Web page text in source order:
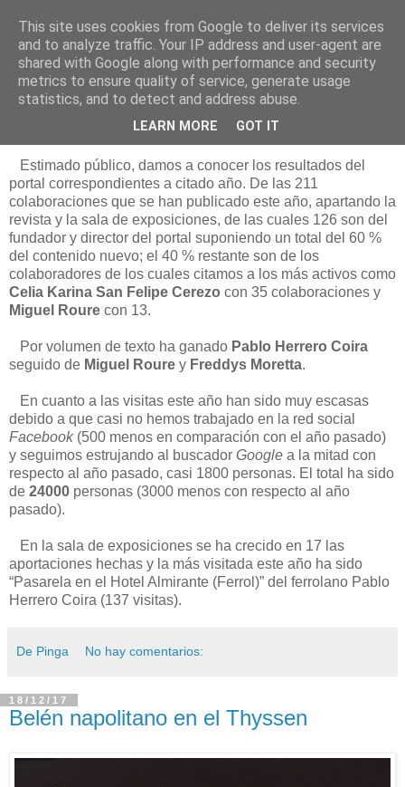
Está de pinga
30/12/17
Inventario 2017
Estimado público, damos a conocer los resultados del
portal correspondientes a citado año. De las 211
colaboraciones que se han publicado este año, apartando la
revista y la sala de exposiciones, de las cuales 126 son del
fundador y director del portal suponiendo un total del 60 %
del contenido nuevo; el 40 % restante son de los
colaboradores de los cuales citamos a los más activos como
Celia Karina San Felipe Cerezo con 35 colaboraciones y
Miguel Roure con 13.
Por volumen de texto ha ganado Pablo Herrero Coira
seguido de Miguel Roure y Freddys Moretta.
En cuanto a las visitas este año han sido muy escasas
debido a que casi no hemos trabajado en la red social
Facebook (500 menos en comparación con el año pasado)
y seguimos estrujando al buscador Google a la mitad con
respecto al año pasado, casi 1800 personas. El total ha sido
de 24000 personas (3000 menos con respecto al año
pasado).
En la sala de exposiciones se ha crecido en 17 las
aportaciones hechas y la más visitada este año ha sido
“Pasarela en el Hotel Almirante (Ferrol)” del ferrolano Pablo
Herrero Coira (137 visitas).
De Pinga No hay comentarios:
18/12/17
Belén napolitano en el Thyssen
This site uses cookies from Google to deliver its services
and to analyze traffic. Your IP address and user-agent are
shared with Google along with performance and security
metrics to ensure quality of service, generate usage
statistics, and to detect and address abuse.
LEARN MORE GOT IT